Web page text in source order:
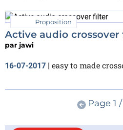
Proposition
Active audio
par jawi
16-07-2017 | easy to made
Page 1